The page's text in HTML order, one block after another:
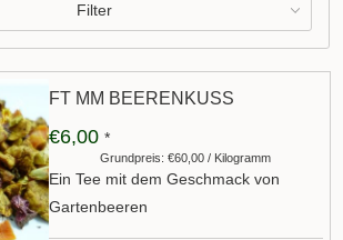
Filter
FT MM BEERENKUSS
€6,00 *
Grundpreis: €60,00 / Kilogramm
Ein Tee mit dem Geschmack von
Gartenbeeren